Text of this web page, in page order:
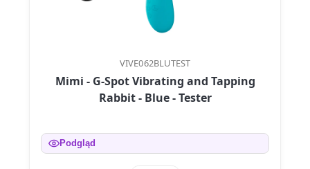
VIVE062BLUTEST
Mimi - G-Spot Vibrating and Tapping
Rabbit - Blue - Tester
Podgląd